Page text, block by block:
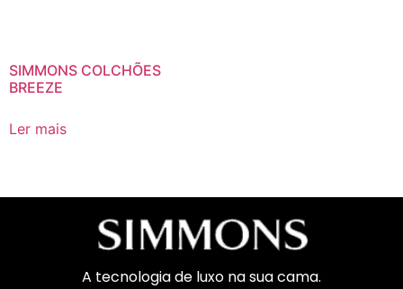
SIMMONS COLCHÕES
BREEZE
Ler mais
A tecnologia de luxo na sua cama.